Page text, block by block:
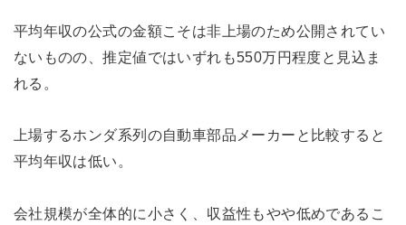
平均年収の公式の金額こそは非上場のため公開されてい
ないものの、推定値ではいずれも550万円程度と見込ま
れる。
上場するホンダ系列の自動車部品メーカーと比較すると
平均年収は低い。
会社規模が全体的に小さく、収益性もやや低めであるこ